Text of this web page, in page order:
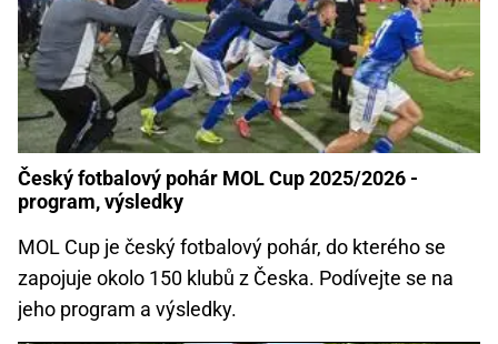
Český fotbalový pohár MOL Cup 2025/2026 -
program, výsledky
MOL Cup je český fotbalový pohár, do kterého se
zapojuje okolo 150 klubů z Česka. Podívejte se na
jeho program a výsledky.